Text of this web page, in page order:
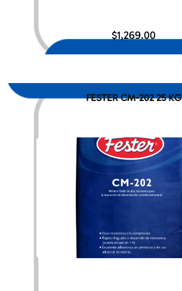
$1,269.00
FESTER CM-202 25 KG